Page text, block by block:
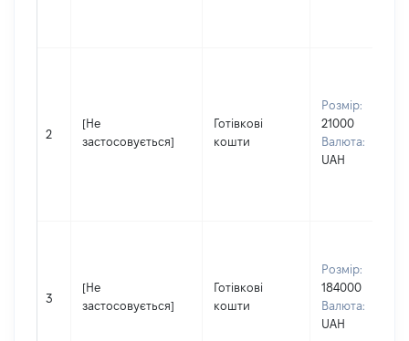
2
[Не
застосовується]
Готівкові
кошти
Розмір:
21000
Валюта:
UAH
3
[Не
застосовується]
Готівкові
кошти
Розмір:
184000
Валюта:
UAH